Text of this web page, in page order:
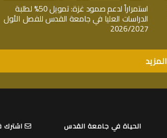
استمراراً لدعم صمود غزة: تمويل 50% لطلبة
الدراسات العليا في جامعة القدس للفصل الأول
2026/2027
المزيد
الحياة في جامعة القدس
اشترك